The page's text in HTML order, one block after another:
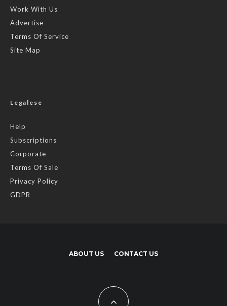
Work With Us
Advertise
Terms Of Service
Site Map
Legalese
Help
Subscriptions
Corporate
Terms Of Sale
Privacy Policy
GDPR
ABOUT US CONTACT US